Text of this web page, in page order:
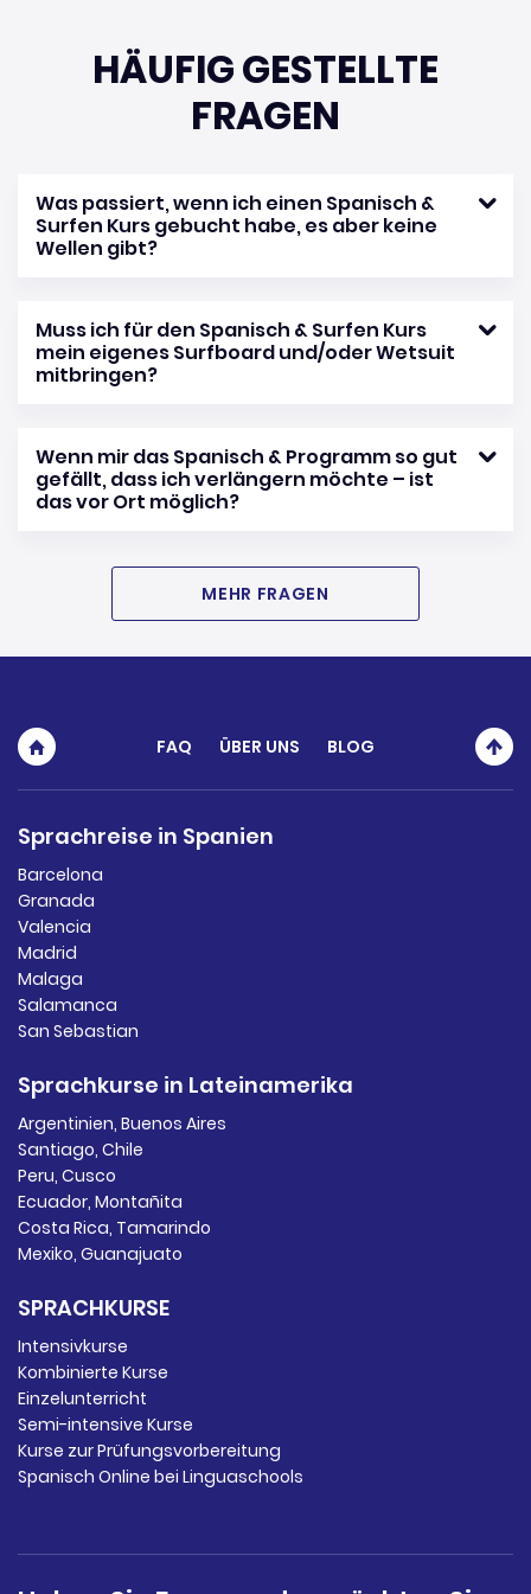
HÄUFIG GESTELLTE
FRAGEN
Was passiert, wenn ich einen Spanisch &
Surfen Kurs gebucht habe, es aber keine
Wellen gibt?
Muss ich für den Spanisch & Surfen Kurs
mein eigenes Surfboard und/oder Wetsuit
mitbringen?
Wenn mir das Spanisch & Programm so gut
gefällt, dass ich verlängern möchte – ist
das vor Ort möglich?
MEHR FRAGEN
FAQ ÜBER UNS BLOG
Sprachreise in Spanien
Barcelona
Granada
Valencia
Madrid
Malaga
Salamanca
San Sebastian
Sprachkurse in Lateinamerika
Argentinien, Buenos Aires
Santiago, Chile
Peru, Cusco
Ecuador, Montañita
Costa Rica, Tamarindo
Mexiko, Guanajuato
SPRACHKURSE
Intensivkurse
Kombinierte Kurse
Einzelunterricht
Semi-intensive Kurse
Kurse zur Prüfungsvorbereitung
Spanisch Online bei Linguaschools